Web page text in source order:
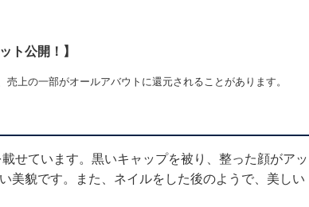
ト公開！】
上の一部がオールアバウトに還元されることがあります。
せています。黒いキャップを被り、整った顔がアッ
美貌です。また、ネイルをした後のようで、美しい